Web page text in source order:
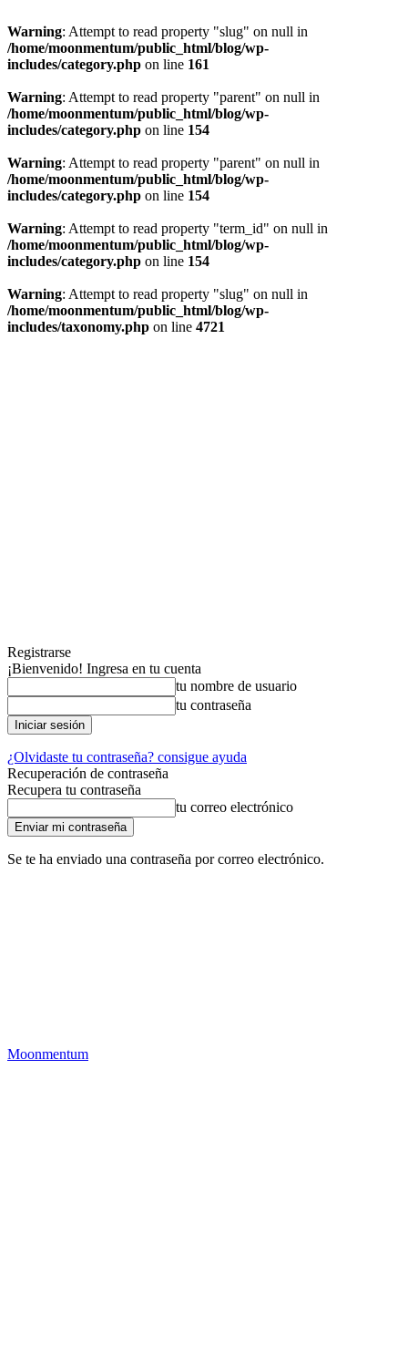
Warning: Attempt to read property "slug" on null in
/home/moonmentum/public_html/blog/wp-
includes/category.php on line 161
Warning: Attempt to read property "parent" on null in
/home/moonmentum/public_html/blog/wp-
includes/category.php on line 154
Warning: Attempt to read property "parent" on null in
/home/moonmentum/public_html/blog/wp-
includes/category.php on line 154
Warning: Attempt to read property "term_id" on null in
/home/moonmentum/public_html/blog/wp-
includes/category.php on line 154
Warning: Attempt to read property "slug" on null in
/home/moonmentum/public_html/blog/wp-
includes/taxonomy.php on line 4721
Registrarse
¡Bienvenido! Ingresa en tu cuenta
tu nombre de usuario
tu contraseña
¿Olvidaste tu contraseña? consigue ayuda
Recuperación de contraseña
Recupera tu contraseña
tu correo electrónico
Se te ha enviado una contraseña por correo electrónico.
Moonmentum